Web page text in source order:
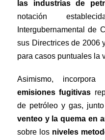
las industrias de
notación
Intergubernamental de
sus Directrices de 2006
para casos puntuales la
Asimismo,
emisiones fugitivas
de petróleo y gas,
venteo y la quema en
sobre los niveles